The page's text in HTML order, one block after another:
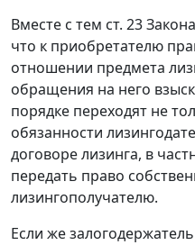
Вместе с тем ст. 23
что к приобретателю
отношении предмета
обращения на него
порядке переходят не
обязанности
договоре лизинга, в
передать право
лизингополучателю.
Если же